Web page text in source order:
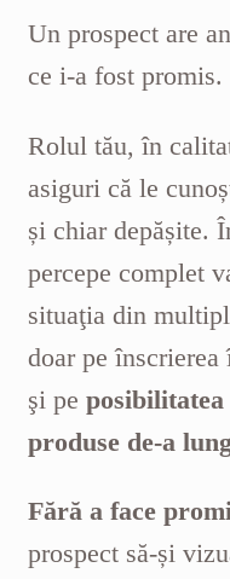
Un prospect are
ce i-a fost promis.
Rolul tău, în
asiguri că le
și chiar depășite.
percepe complet
situaţia din
doar pe
şi pe posibilitatea
produse de-a
Fără a face
prospect să-și